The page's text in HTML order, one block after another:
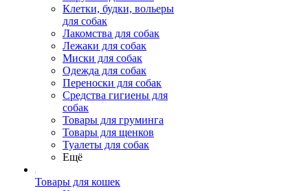
Клетки, будки, вольеры
для собак
Лакомства для собак
Лежаки для собак
Миски для собак
Одежда для собак
Переноски для собак
Средства гигиены для
собак
Товары для груминга
Товары для щенков
Туалеты для собак
Ещё
Товары для кошек